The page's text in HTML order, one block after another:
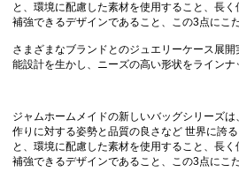
と、環境に配慮した素材を使用すること、長く
補強できるデザインであること、この3点にこ
さまざまなブランドとのジュエリーケース展
能設計を生かし、ニーズの高い形状をラインナ
ジャムホームメイドの新しいバッグシリーズ
作りに対する姿勢と品質の良さなど 世界に誇
と、環境に配慮した素材を使用すること、長く
補強できるデザインであること、この3点にこ